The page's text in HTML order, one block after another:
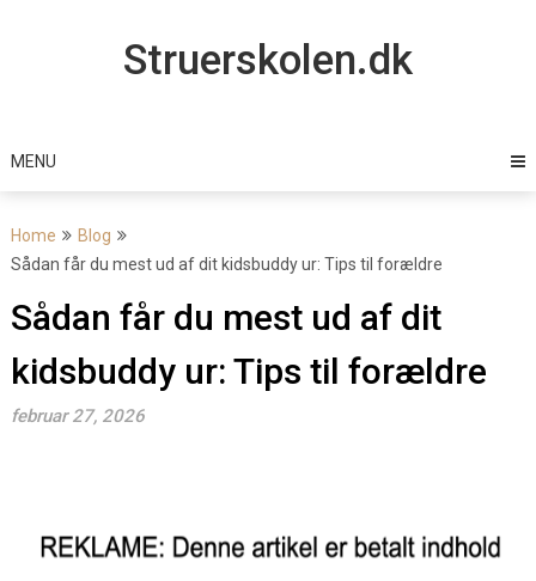
Struerskolen.dk
MENU
Home
Blog
Sådan får du mest ud af dit kidsbuddy ur: Tips til forældre
Sådan får du mest ud af dit
kidsbuddy ur: Tips til forældre
februar 27, 2026